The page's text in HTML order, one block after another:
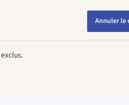
Annuler le
exclus.